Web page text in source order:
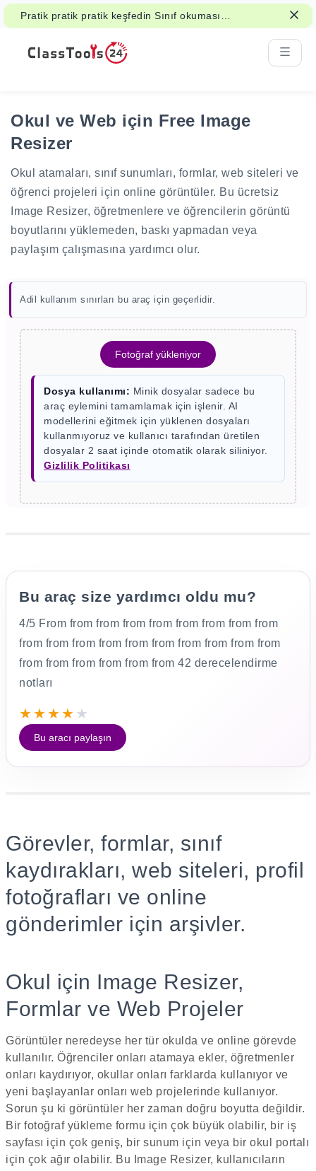
Pratik pratik pratik keşfedin Sınıf okuması,
elouts ve öğrenci çalışması için PDF fikirler.
Okul ve Web için Free Image
Resizer
Okul atamaları, sınıf sunumları, formlar, web siteleri ve
öğrenci projeleri için online görüntüler. Bu ücretsiz
Image Resizer, öğretmenlere ve öğrencilerin görüntü
boyutlarını yüklemeden, baskı yapmadan veya
paylaşım çalışmasına yardımcı olur.
Adil kullanım sınırları bu araç için geçerlidir.
Fotoğraf yükleniyor
Dosya kullanımı: Minik dosyalar sadece bu
araç eylemini tamamlamak için işlenir. AI
modellerini eğitmek için yüklenen dosyaları
kullanmıyoruz ve kullanıcı tarafından üretilen
dosyalar 2 saat içinde otomatik olarak siliniyor.
Gizlilik Politikası
Bu araç size yardımcı oldu mu?
4/5 From from from from from from from from from
from from from from from from from from from from
from from from from from from 42 derecelendirme
notları
★★★★ ★
Bu aracı paylaşın
Görevler, formlar, sınıf
kaydırakları, web siteleri, profil
fotoğrafları ve online
gönderimler için arşivler.
Okul için Image Resizer,
Formlar ve Web Projeler
Görüntüler neredeyse her tür okulda ve online görevde
kullanılır. Öğrenciler onları atamaya ekler, öğretmenler
onları kaydırıyor, okullar onları farklarda kullanıyor ve
yeni başlayanlar onları web projelerinde kullanıyor.
Sorun şu ki görüntüler her zaman doğru boyutta değildir.
Bir fotoğraf yükleme formu için çok büyük olabilir, bir iş
sayfası için çok geniş, bir sunum için veya bir okul portalı
için çok ağır olabilir. Bu Image Resizer, kullanıcıların